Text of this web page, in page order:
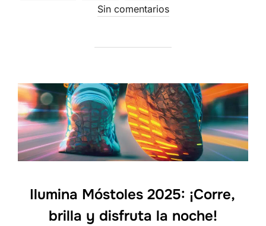
Sin comentarios
Ilumina Móstoles 2025: ¡Corre,
brilla y disfruta la noche!